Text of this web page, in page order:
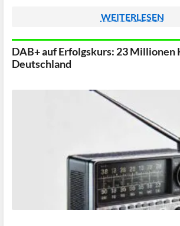
WEITERLESEN
DAB+ auf Erfolgskurs: 23 Millionen
Deutschland